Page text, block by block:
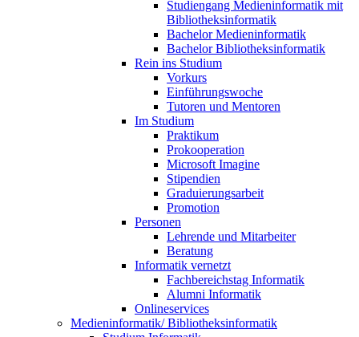
Studiengang Medieninformatik mit
Bibliotheksinformatik
Bachelor Medieninformatik
Bachelor Bibliotheksinformatik
Rein ins Studium
Vorkurs
Einführungswoche
Tutoren und Mentoren
Im Studium
Praktikum
Prokooperation
Microsoft Imagine
Stipendien
Graduierungsarbeit
Promotion
Personen
Lehrende und Mitarbeiter
Beratung
Informatik vernetzt
Fachbereichstag Informatik
Alumni Informatik
Onlineservices
Medieninformatik/ Bibliotheksinformatik